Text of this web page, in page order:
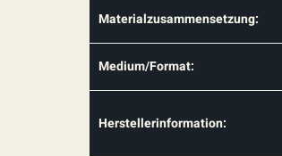
Materialzusammensetzung:
Medium/Format:
Herstellerinformation: